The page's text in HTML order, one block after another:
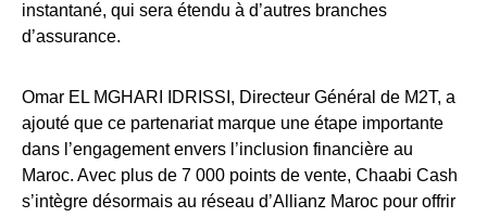
instantané, qui sera étendu à d’autres branches
d’assurance.
Omar EL MGHARI IDRISSI, Directeur Général de M2T, a
ajouté que ce partenariat marque une étape importante
dans l’engagement envers l’inclusion financière au
Maroc. Avec plus de 7 000 points de vente, Chaabi Cash
s’intègre désormais au réseau d’Allianz Maroc pour offrir